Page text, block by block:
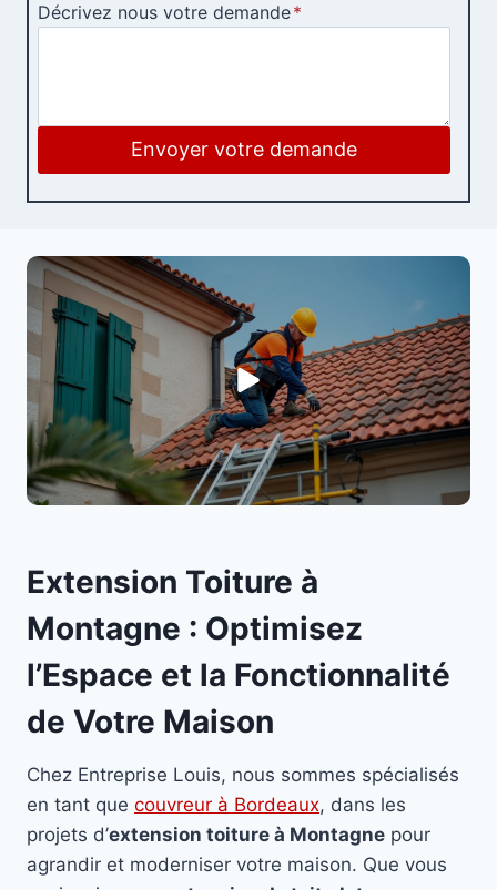
Décrivez nous votre demande*
Envoyer votre demande
Extension Toiture à
Montagne : Optimisez
l’Espace et la Fonctionnalité
de Votre Maison
Chez Entreprise Louis, nous sommes spécialisés
en tant que couvreur à Bordeaux, dans les
projets d’extension toiture à Montagne pour
agrandir et moderniser votre maison. Que vous